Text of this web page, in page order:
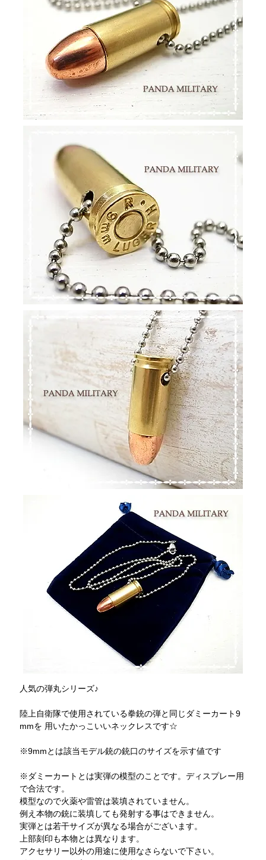
人気の弾丸シリーズ♪
陸上自衛隊で使用されている拳銃の弾と同じダミーカート9
mmを 用いたかっこいいネックレスです☆
※9mmとは該当モデル銃の銃口のサイズを示す値です
※ダミーカートとは実弾の模型のことです。ディスプレー用
で合法です。
模型なので火薬や雷管は装填されていません。
例え本物の銃に装填しても発射する事はできません。
実弾とは若干サイズが異なる場合がございます。
上部刻印も本物とは異なります。
アクセサリー以外の用途に使用なさらないで下さい。